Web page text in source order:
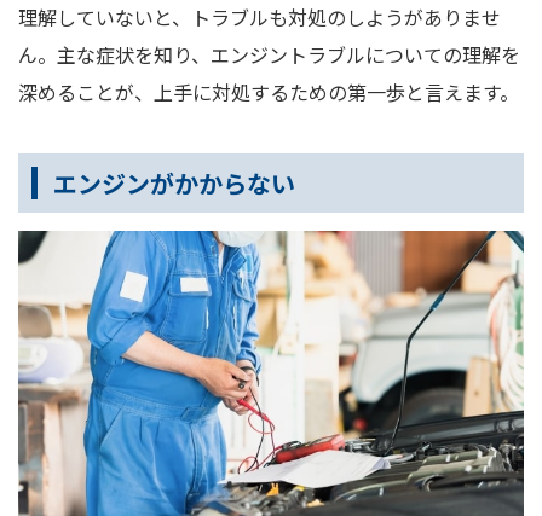
理解していないと、トラブルも対処のしようがありませ
ん。主な症状を知り、エンジントラブルについての理解を
深めることが、上手に対処するための第一歩と言えます。
エンジンがかからない